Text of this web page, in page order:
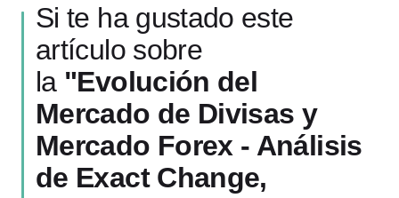
Si te ha gustado este
artículo sobre
la "Evolución del
Mercado de Divisas y
Mercado Forex - Análisis
de Exact Change,